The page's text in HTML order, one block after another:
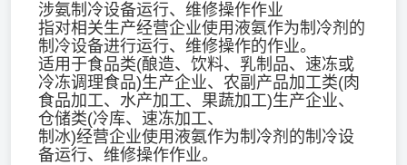
涉氨制冷设备运行、维修操作作业
指对相关生产经营企业使用液氨作为制冷剂的
制冷设备进行运行、维修操作的作业。
适用于食品类(酿造、饮料、乳制品、速冻或
冷冻调理食品)生产企业、农副产品加工类(肉
食品加工、水产加工、果蔬加工)生产企业、
仓储类(冷库、速冻加工、
制冰)经营企业使用液氨作为制冷剂的制冷设
备运行、维修操作作业。